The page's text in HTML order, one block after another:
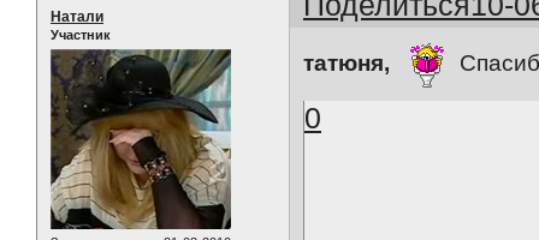
Натали
Участник
татюня,
0